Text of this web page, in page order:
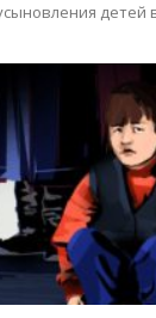
детей